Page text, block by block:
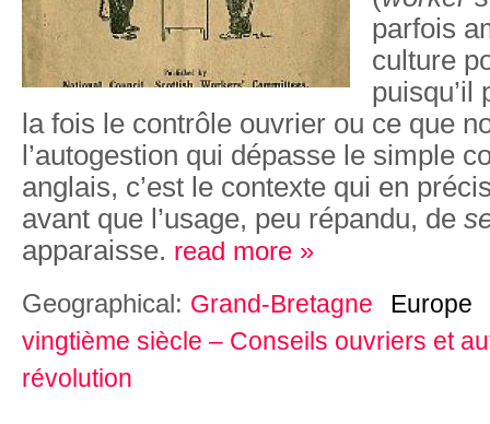
parfois
culture
puisqu’il
la fois le contrôle ouvrier ou ce que
l’autogestion qui dépasse le simple
anglais, c’est le contexte qui en
avant que l’usage, peu répandu, de
apparaisse. read more »
Geographical: Grand-Bretagne
Europe
vingtième siècle – Conseils ouvriers et
révolution